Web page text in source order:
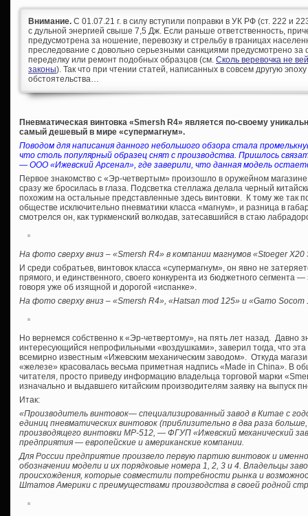
Внимание. С 01.07.21 г. в силу вступили поправки в УК РФ (ст. 222 и
с дульной энергией свыше 7,5 Дж. Если раньше ответственность,
предусмотрена за ношение, перевозку и стрельбу в границах
преследование с довольно серьезными санкциями предусмотрено за
переделку или ремонт подобных образцов (см. Сколь веревочка не
законы). Так что при чтении статей, написанных в совсем другую
обстоятельства…
Пневматическая винтовка «Smersh R4» является по-своему
самый дешевый в мире «супермагнум».
Поводом для написания данного небольшого обзора стала
что столь популярный образец снят с производства. Пришлось
— ООО «Ижевский Арсенал», где заверили, что данная модель
Первое знакомство с «Эр-четвертым» произошло в оружейном магазине
сразу же бросилась в глаза. Подсветка стеллажа делала черный
похожим на остальные представленные здесь винтовки. К тому же так
обществе исключительно пневматики класса «магнум», и разница в
смотрелся он, как туркменский волкодав, затесавшийся в стаю
На фото сверху вниз – «Smersh R4» в компании магнумов «Stoeger X20
И среди собратьев, винтовок класса «супермагнум», он явно не
прямого, и единственного, своего конкурента из бюджетного сегмента
говоря уже об изящной и дорогой «испанке».
На фото сверху вниз – «Smersh R4», «Hatsan mod 125» и «Gamo Socom
Но вернемся собственно к «Эр-четвертому», на пять лет назад. Давно
интересующийся непрофильными «воздушками», заверил тогда, что
всемирно известным «Ижевским механическим заводом». Откуда
«железе» красовалась весьма приметная надпись «Made in China». В
читателя, просто приведу информацию владельца торговой марки
изначально и выдавшего китайским производителям заявку на выпуск
Итак:
«Производитель винтовок— специализированный завод в Китае с
единиц пневматических винтовок (приблизительно в два раза
производящего винтовки МР-512, — ФГУП «Ижевский механический
предприятия — европейские и американские компании.
Для России предприятие произвело первую партию винтовок и
обозначении модели и их порядковые номера 1, 2, 3 и 4. Владельцы
происхождения, которые совместили потребности рынка и
Штатов Америки с преимуществами производства в своей родной